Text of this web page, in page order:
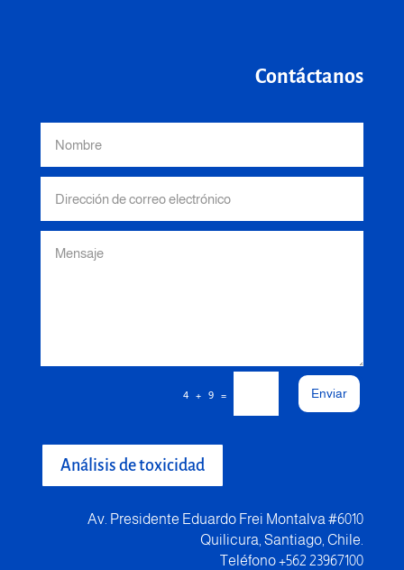
Contáctanos
4 + 9 = Enviar
Análisis de toxicidad
Av. Presidente Eduardo Frei Montalva #6010
Quilicura, Santiago, Chile.
Teléfono +562 23967100